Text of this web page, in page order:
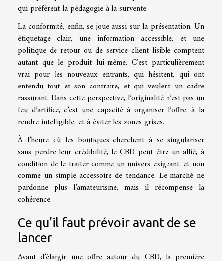
qui préfèrent la pédagogie à la survente.
La conformité, enfin, se joue aussi sur la présentation. Un
étiquetage clair, une information accessible, et une
politique de retour ou de service client lisible comptent
autant que le produit lui-même. C’est particulièrement
vrai pour les nouveaux entrants, qui hésitent, qui ont
entendu tout et son contraire, et qui veulent un cadre
rassurant. Dans cette perspective, l’originalité n’est pas un
feu d’artifice, c’est une capacité à organiser l’offre, à la
rendre intelligible, et à éviter les zones grises.
À l’heure où les boutiques cherchent à se singulariser
sans perdre leur crédibilité, le CBD peut être un allié, à
condition de le traiter comme un univers exigeant, et non
comme un simple accessoire de tendance. Le marché ne
pardonne plus l’amateurisme, mais il récompense la
cohérence.
Ce qu’il faut prévoir avant de se
lancer
Avant d’élargir une offre autour du CBD, la première